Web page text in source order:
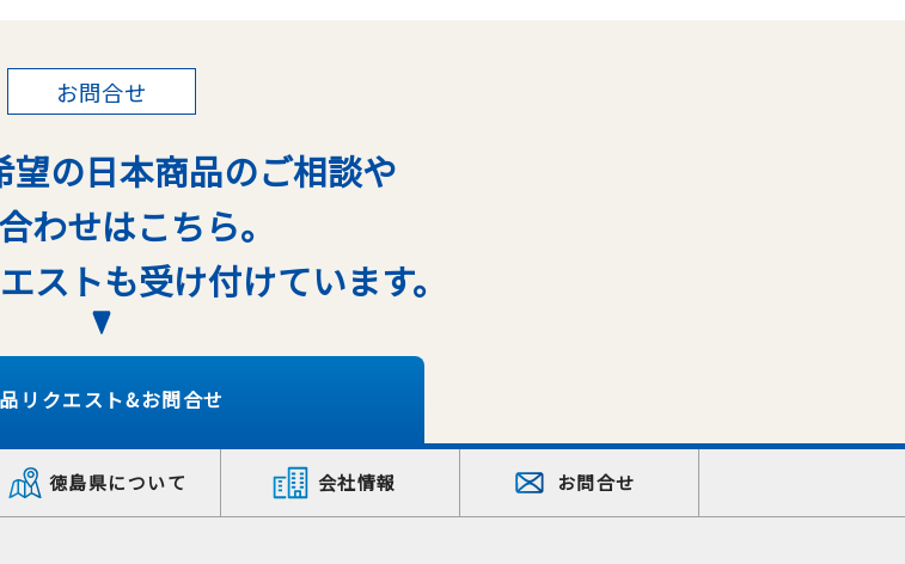
お問合せ
望の日本商品のご相談や
わせはこちら。
ストも受け付けています。
リクエスト&お問合せ
徳島県について 会社情報 お問合せ